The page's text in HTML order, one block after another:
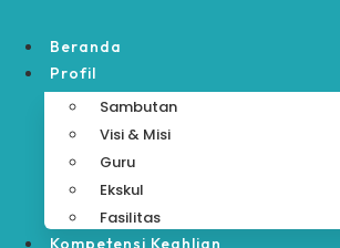
content
Beranda
Profil
Sambutan
Visi & Misi
Guru
Ekskul
Fasilitas
Kompetensi Keahlian